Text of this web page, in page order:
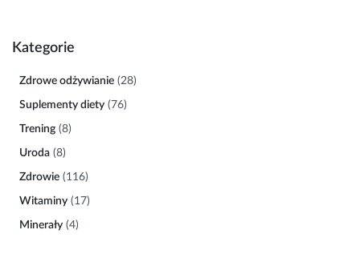
Kategorie
Zdrowe odżywianie (28)
Suplementy diety (76)
Trening (8)
Uroda (8)
Zdrowie (116)
Witaminy (17)
Minerały (4)